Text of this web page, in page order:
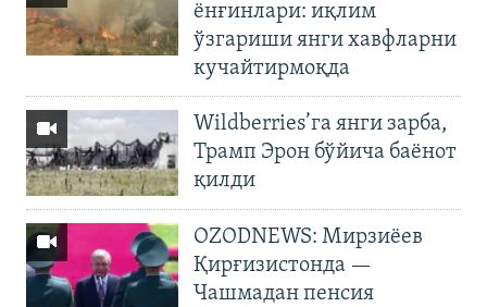
ёнғинлари: иқлим
ўзгариши янги хавфларни
кучайтирмоқда
Wildberries’га янги зарба,
Трамп Эрон бўйича баёнот
қилди
OZODNEWS: Мирзиёев
Қирғизистонда —
Чашмадан пенсия